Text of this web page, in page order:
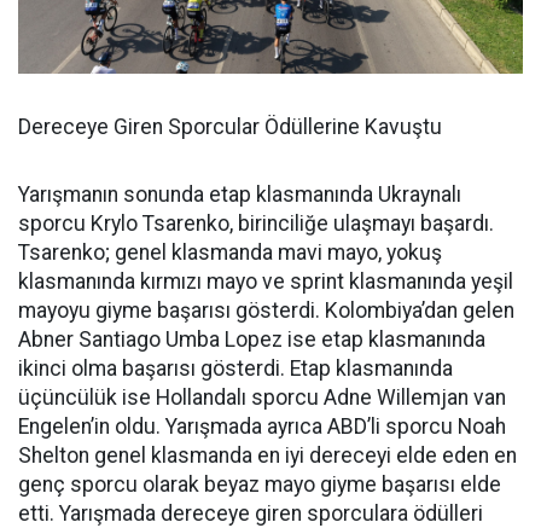
Dereceye Giren Sporcular Ödüllerine Kavuştu
Yarışmanın sonunda etap klasmanında Ukraynalı
sporcu Krylo Tsarenko, birinciliğe ulaşmayı başardı.
Tsarenko; genel klasmanda mavi mayo, yokuş
klasmanında kırmızı mayo ve sprint klasmanında yeşil
mayoyu giyme başarısı gösterdi. Kolombiya’dan gelen
Abner Santiago Umba Lopez ise etap klasmanında
ikinci olma başarısı gösterdi. Etap klasmanında
üçüncülük ise Hollandalı sporcu Adne Willemjan van
Engelen’in oldu. Yarışmada ayrıca ABD’li sporcu Noah
Shelton genel klasmanda en iyi dereceyi elde eden en
genç sporcu olarak beyaz mayo giyme başarısı elde
etti. Yarışmada dereceye giren sporculara ödülleri